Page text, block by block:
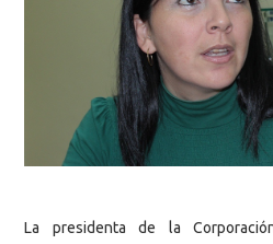
La presidenta de la